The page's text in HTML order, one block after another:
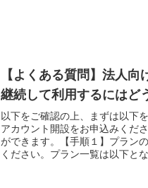
【よくある質問】法人向
継続して利用するにはど
以下をご確認の上、まずは以下
アカウント開設をお申込みくだ
ができます。【手順１】プラン
ください。プラン一覧は以下と